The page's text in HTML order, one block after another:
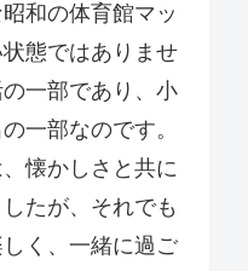
和の体育館マッ
態ではありませ
一部であり、小
一部なのです。
懐かしさと共に
たが、それでも
く、一緒に過ご